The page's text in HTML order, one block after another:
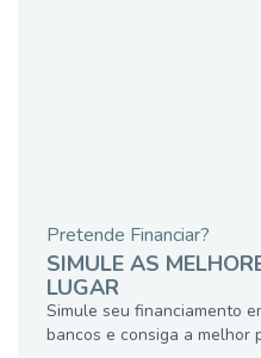
Pretende Financiar?
SIMULE AS
LUGAR
Simule seu financiamento
bancos e consiga a melhor